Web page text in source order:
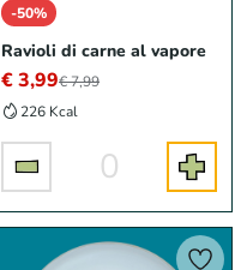
-50%
Ravioli di carne al vapore
€ 3,99€ 7,99
226 Kcal
0